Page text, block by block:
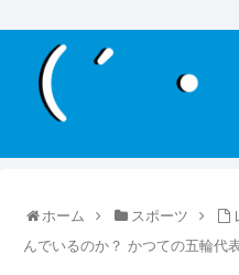
ホーム スポーツ
んでいるのか？ かつての五輪代